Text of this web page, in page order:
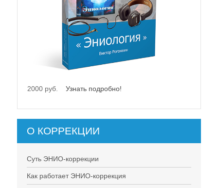
2000 руб. Узнать подробно!
О КОРРЕКЦИИ
Суть ЭНИО-коррекции
Как работает ЭНИО-коррекция